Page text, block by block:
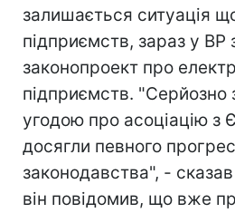
залишається ситуація
підприємств, зараз у ВР
законопроект про
підприємств. "Серйозно
угодою про асоціацію
досягли певного
законодавства", - сказав
він повідомив, що вже